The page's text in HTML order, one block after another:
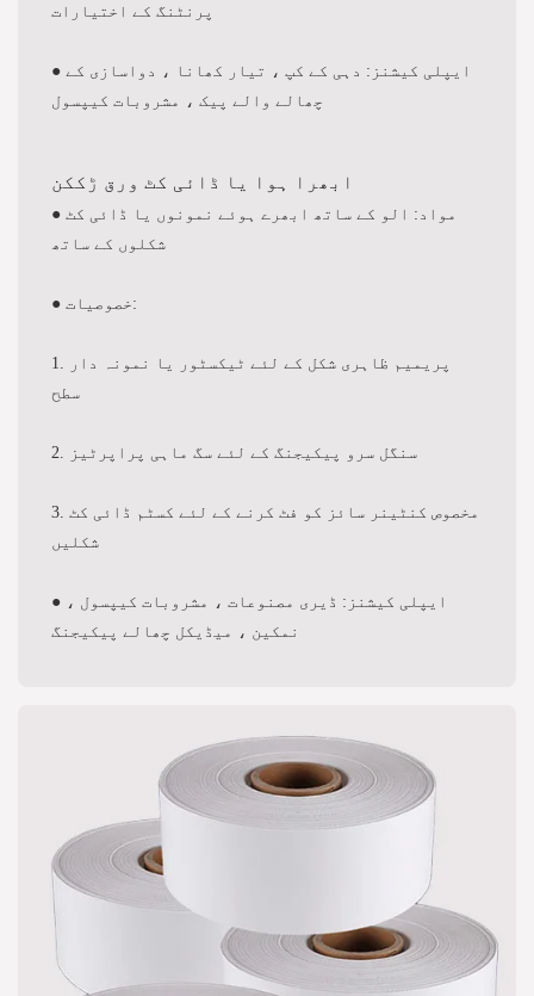
پرنٹنگ کے اختیارات
● ایپلی کیشنز: دہی کے کپ ، تیار کھانا ، دواسازی کے
چھالے والے پیک ، مشروبات کیپسول
ابھرا ہوا یا ڈائی کٹ ورق ڑککن
● مواد: الو کے ساتھ ابھرے ہوئے نمونوں یا ڈائی کٹ
شکلوں کے ساتھ
● خصوصیات:
1. پریمیم ظاہری شکل کے لئے ٹیکسٹور یا نمونہ دار
سطح
2. سنگل سرو پیکیجنگ کے لئے سگ ماہی پراپرٹیز
3. مخصوص کنٹینر سائز کو فٹ کرنے کے لئے کسٹم ڈائی کٹ
شکلیں
● ایپلی کیشنز: ڈیری مصنوعات ، مشروبات کیپسول ،
نمکین ، میڈیکل چھالے پیکیجنگ